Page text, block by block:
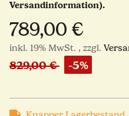
Versandinformation).
789,00 €
inkl. 19% MwSt. , zzgl.
829,00 € -5%